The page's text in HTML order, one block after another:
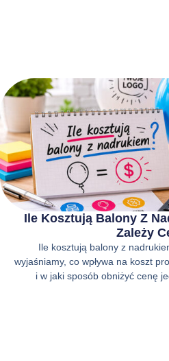
Ile Kosztują Balony Z
Zależy
Ile kosztują balony z
wyjaśniamy, co wpływa na koszt
i w jaki sposób obniżyć cenę